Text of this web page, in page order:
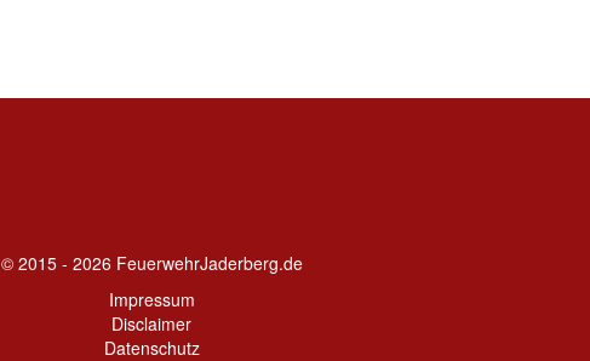
© 2015 - 2026 FeuerwehrJaderberg.de
Impressum
Disclaimer
Datenschutz